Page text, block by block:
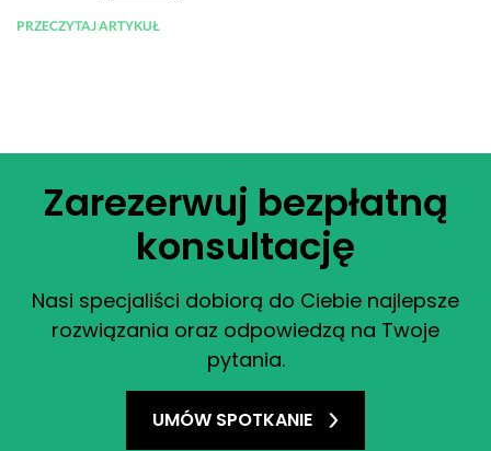
PRZECZYTAJ ARTYKUŁ
Zarezerwuj bezpłatną
konsultację
Nasi specjaliści dobiorą do Ciebie najlepsze
rozwiązania oraz odpowiedzą na Twoje
pytania.
UMÓW SPOTKANIE